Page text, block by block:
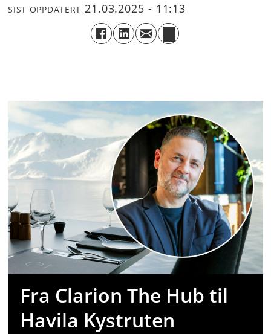
SIST OPPDATERT 21.03.2025 - 11:13
Fra Clarion The Hub til
Havila Kystruten